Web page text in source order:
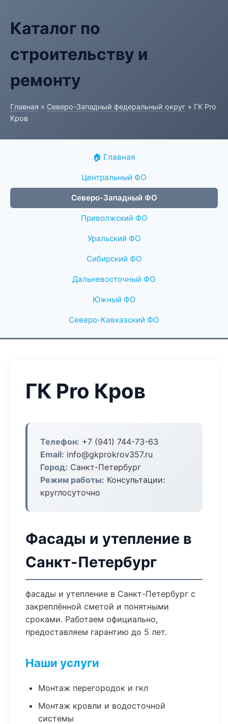
Каталог по
строительству и
ремонту
Главная » Северо-Западный федеральный округ » ГК Pro
Кров
🏠 Главная
Центральный ФО
Северо-Западный ФО
Приволжский ФО
Уральский ФО
Сибирский ФО
Дальневосточный ФО
Южный ФО
Северо-Кавказский ФО
ГК Pro Кров
Телефон: +7 (941) 744-73-63
Email: info@gkprokrov357.ru
Город: Санкт-Петербург
Режим работы: Консультации:
круглосуточно
Фасады и утепление в
Санкт-Петербург
фасады и утепление в Санкт-Петербург с
закреплённой сметой и понятными
сроками. Работаем официально,
предоставляем гарантию до 5 лет.
Наши услуги
Монтаж перегородок и гкл
Монтаж кровли и водосточной
системы